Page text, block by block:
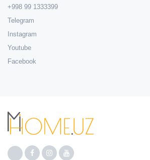
+998 99 1333399
Telegram
Instagram
Youtube
Facebook